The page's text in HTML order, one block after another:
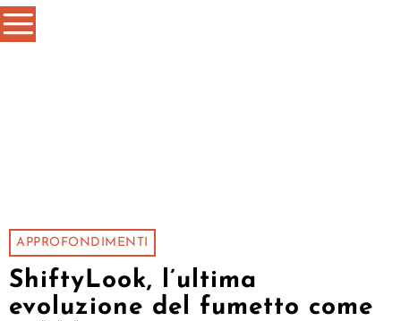
APPROFONDIMENTI
ShiftyLook, l’ultima
evoluzione del fumetto come